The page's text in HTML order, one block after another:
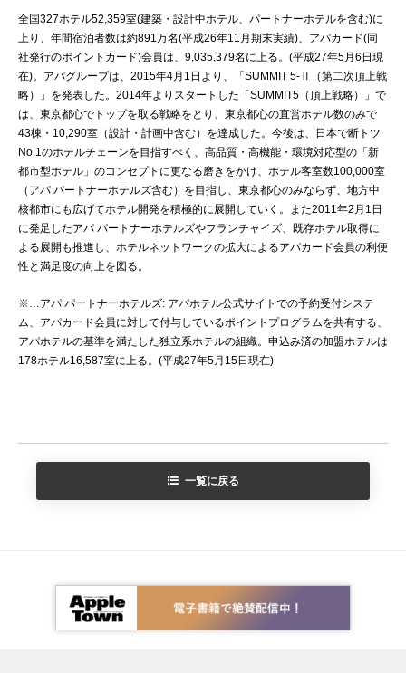
全国327ホテル52,359室(建築・設計中ホテル、パートナーホテルを含む)に
上り、年間宿泊者数は約891万名(平成26年11月期末実績)、アパカード(同
社発行のポイントカード)会員は、9,035,379名に上る。(平成27年5月6日現
在)。アパグループは、2015年4月1日より、「SUMMIT 5-Ⅱ（第二次頂上戦
略）」を発表した。2014年よりスタートした「SUMMIT5（頂上戦略）」で
は、東京都心でトップを取る戦略をとり、東京都心の直営ホテル数のみで
43棟・10,290室（設計・計画中含む）を達成した。今後は、日本で断トツ
No.1のホテルチェーンを目指すべく、高品質・高機能・環境対応型の「新
都市型ホテル」のコンセプトに更なる磨きをかけ、ホテル客室数100,000室
（アパ パートナーホテルズ含む）を目指し、東京都心のみならず、地方中
核都市にも広げてホテル開発を積極的に展開していく。また2011年2月1日
に発足したアパ パートナーホテルズやフランチャイズ、既存ホテル取得に
よる展開も推進し、ホテルネットワークの拡大によるアパカード会員の利便
性と満足度の向上を図る。
※…アパ パートナーホテルズ: アパホテル公式サイトでの予約受付システ
ム、アパカード会員に対して付与しているポイントプログラムを共有する、
アパホテルの基準を満たした独立系ホテルの組織。申込み済の加盟ホテルは
178ホテル16,587室に上る。(平成27年5月15日現在)
一覧に戻る